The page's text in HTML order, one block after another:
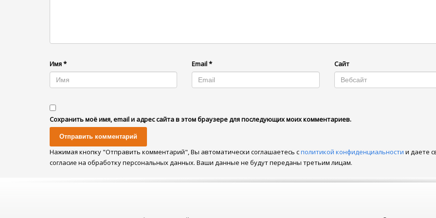
Имя* Email* Сайт
Сохранить моё имя, email и адрес сайта в этом браузере для последующих моих комментариев.
Нажимая кнопку "Отправить комментарий", Вы автоматически соглашаетесь сполитикой конфиденциальности и даете
согласие на обработку персональных данных. Ваши данные не будут переданы третьим лицам.